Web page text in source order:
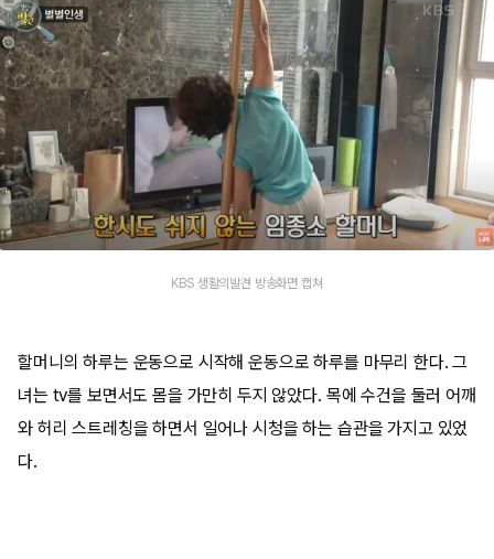
KBS 생활의발견 방송화면 캡쳐
할머니의 하루는 운동으로 시작해 운동으로 하루를 마무리 한다. 그
녀는 tv를 보면서도 몸을 가만히 두지 않았다. 목에 수건을 둘러 어깨
와 허리 스트레칭을 하면서 일어나 시청을 하는 습관을 가지고 있었
다.